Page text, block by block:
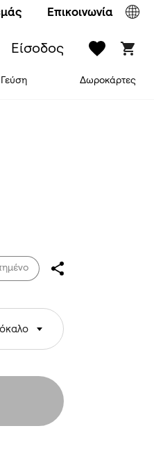
Επικοινωνία
Είσοδος
Γεύση Δωροκάρτες